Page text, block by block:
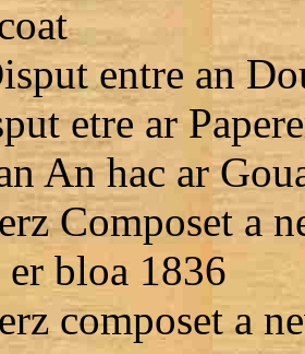
entre an
etre ar
An hac ar
Composet a
er bloa 1836
composet a